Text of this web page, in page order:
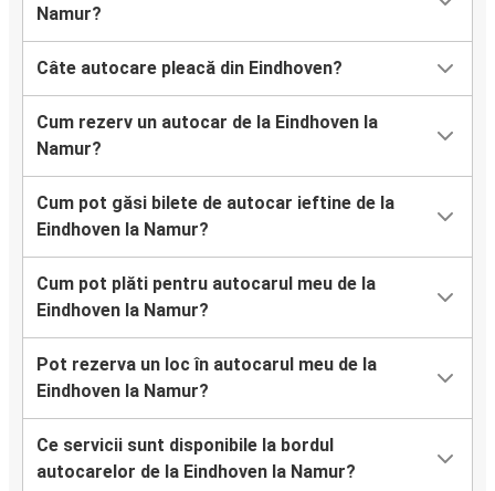
Namur?
Câte autocare pleacă din Eindhoven?
Cum rezerv un autocar de la Eindhoven la
Namur?
Cum pot găsi bilete de autocar ieftine de la
Eindhoven la Namur?
Cum pot plăti pentru autocarul meu de la
Eindhoven la Namur?
Pot rezerva un loc în autocarul meu de la
Eindhoven la Namur?
Ce servicii sunt disponibile la bordul
autocarelor de la Eindhoven la Namur?